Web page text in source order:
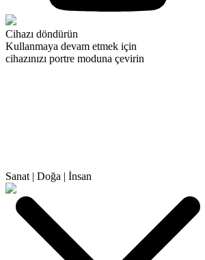
Cihazı döndürün
Kullanmaya devam etmek için
cihazınızı portre moduna çevirin
Sanat | Doğa | İnsan